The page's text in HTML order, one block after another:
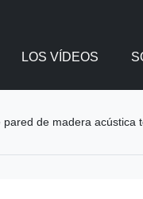
LOS VÍDEOS
pared de madera acústica